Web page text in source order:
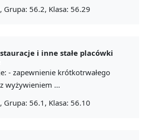
Grupa: 56.2, Klasa: 56.29
i inne stałe placówki
- zapewnienie krótkotrwałego
wyżywieniem ...
Grupa: 56.1, Klasa: 56.10